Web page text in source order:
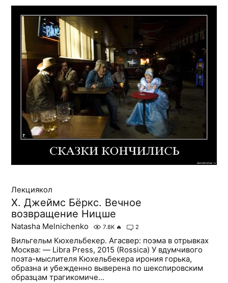
Лекциякол
X. Джеймс Бёркс. Вечное
возвращение Ницше
Natasha Melnichenko 7.8K 🔥 2
Вильгельм Кюхельбекер. Агасвер: поэма в отрывках
Москва: — Libra Press, 2015 (Rossica) У вдумчивого
поэта-мыслителя Кюхельбекера ирония горька,
образна и убежденно выверена по шекспировским
образцам трагикомиче...